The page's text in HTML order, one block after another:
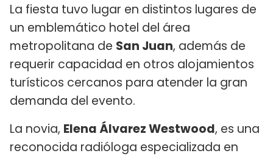
La fiesta tuvo lugar en distintos lugares de
un emblemático hotel del área
metropolitana de San Juan, además de
requerir capacidad en otros alojamientos
turísticos cercanos para atender la gran
demanda del evento.
La novia, Elena Álvarez Westwood, es una
reconocida radióloga especializada en